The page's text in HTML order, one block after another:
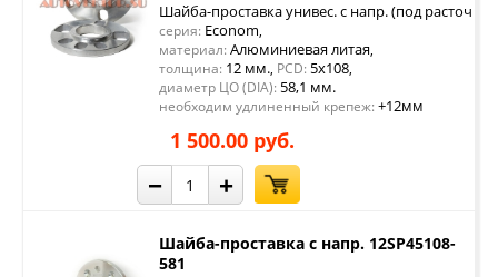
Шайба-проставка унивес. с напр. (под расточку
серия: Econom,
материал: Алюминиевая литая,
толщина: 12 мм., PCD: 5x108,
диаметр ЦО (DIA): 58,1 мм.
необходим удлиненный крепеж: +12мм
1 500.00 руб.
− +
Шайба-проставка с напр. 12SP45108-
581